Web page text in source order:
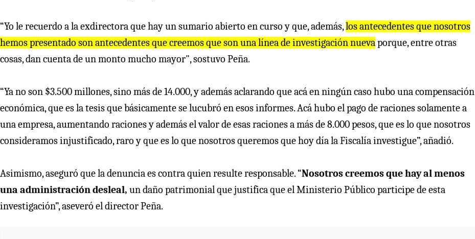
“Yo le recuerdo a la exdirectora que hay un sumario abierto en curso y que, además,los antecedentes que nosotros
hemos presentado son antecedentes que creemos que son una línea de investigación nuevaporque, entre otras
cosas, dan cuenta de un monto mucho mayor", sostuvo Peña.
“Ya no son $3.500 millones, sino más de 14.000, y además aclarando que acá en ningún caso hubo una compensación
económica, que es la tesis que básicamente se lucubró en esos informes. Acá hubo el pago de raciones solamente a
una empresa, aumentando raciones y además el valor de esas raciones a más de 8.000 pesos, que es lo que nosotros
consideramos injustificado, raro y que es lo que nosotros queremos que hoy día la Fiscalía investigue”, añadió.
Asimismo, aseguró que la denuncia es contra quien resulte responsable. “Nosotros creemos que hay al menos
una administración desleal, un daño patrimonial que justifica que el Ministerio Público participe de esta
investigación”, aseveró el director Peña.